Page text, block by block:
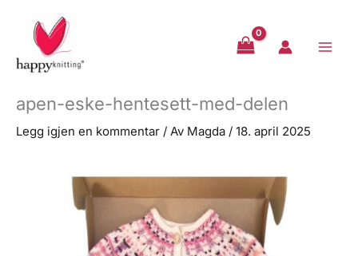
innholdet
apen-eske-hentesett-med-delen
Legg igjen en kommentar / Av Magda / 18. april 2025